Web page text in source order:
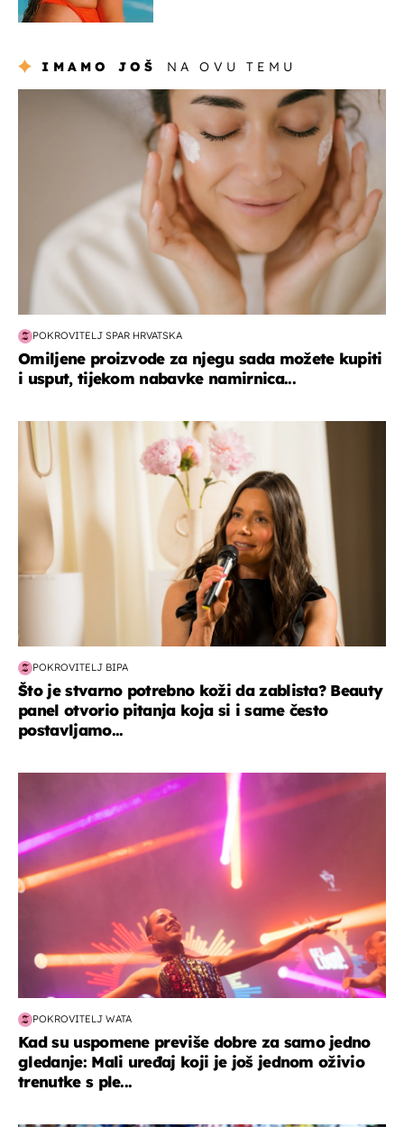
IMAMO JOŠ NA OVU TEMU
moda & ljepota
POKROVITELJ SPAR HRVATSKA
Omiljene proizvode za njegu sada možete kupiti
i usput, tijekom nabavke namirnica...
moda & ljepota
POKROVITELJ BIPA
Što je stvarno potrebno koži da zablista? Beauty
panel otvorio pitanja koja si i same često
postavljamo...
POKROVITELJ WATA
Kad su uspomene previše dobre za samo jedno
gledanje: Mali uređaj koji je još jednom oživio
trenutke s ple...